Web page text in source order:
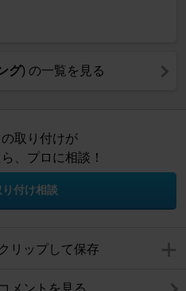
グ) の一覧を見る
取り付けが
、プロに相談！
付け相談
リップして保存